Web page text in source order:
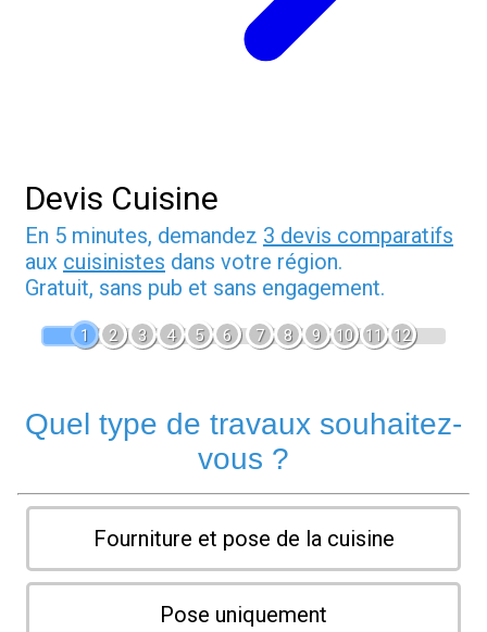
Devis Cuisine
En 5 minutes, demandez 3 devis comparatifs
aux cuisinistes dans votre région.
Gratuit, sans pub et sans engagement.
1 2 3 4 5 6 7 8 9 10 11 12
Quel type de travaux souhaitez-
vous ?
Fourniture et pose de la cuisine
Pose uniquement